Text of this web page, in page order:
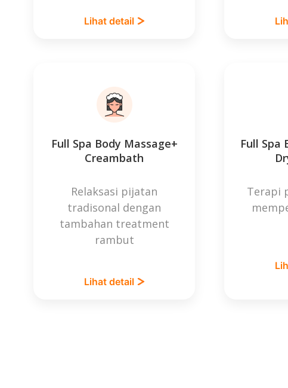
Lihat detail
Full Spa Body Massage+
Creambath
Relaksasi pijatan
tradisonal dengan
tambahan treatment
rambut
Lihat detail
Full Spa
Terapi